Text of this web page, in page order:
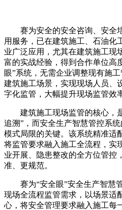
赛为安全的安全咨询、安全
用服务，已在建筑施工、石油化
业广泛应用，尤其在建筑施工现
富的实战经验，得到合作单位高
眼”系统，无需企业调整现有施
建筑施工场景，实现现场人员、
字化监管，大幅提升现场监管效
建筑施工现场监管的核心，
追溯”，而安全生产智慧管控系
模式局限的关键。该系统精准适
将监管要求融入施工全流程，实
业开展、隐患整改的全方位管控
准、更规范。
赛为“安全眼”安全生产智慧
现场全流程监管需求，以场景适
心，将安全管理要求融入施工每